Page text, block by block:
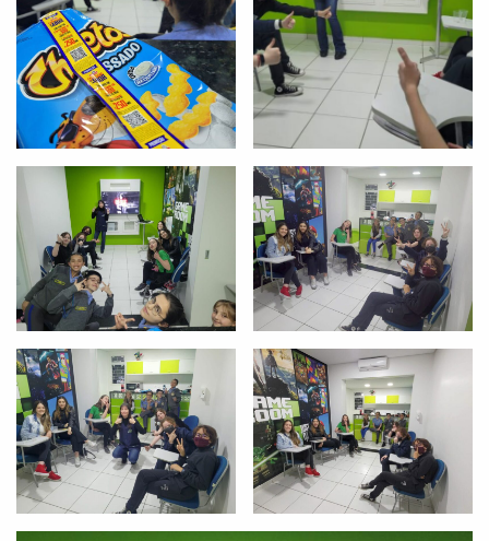
Você é aluno inFlux?
Sim Não
VOLTAR